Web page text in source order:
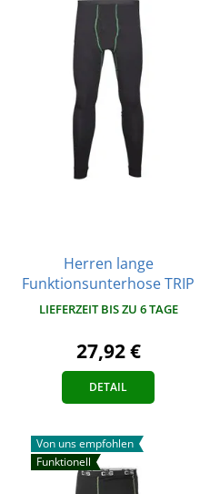
Herren lange
Funktionsunterhose TRIP
LIEFERZEIT BIS ZU 6 TAGE
27,92 €
DETAIL
Von uns empfohlen
Funktionell